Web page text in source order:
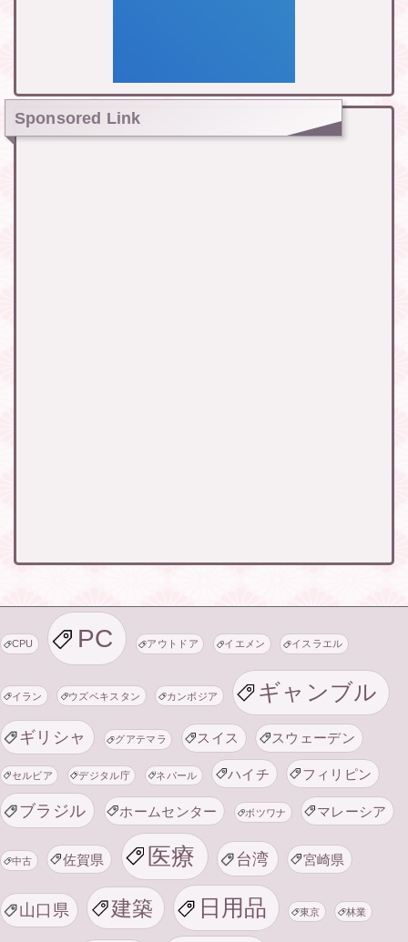
Sponsored Link
CPU PC アウトドア イエメン イスラエル
イラン ウズベキスタン カンボジア ギャンブル
ギリシャ グアテマラ スイス スウェーデン
セルビア デジタル庁 ネパール ハイチ フィリピン
ブラジル ホームセンター ボツワナ マレーシア
中古 佐賀県 医療 台湾 宮崎県
山口県 建築 日用品 東京 林業